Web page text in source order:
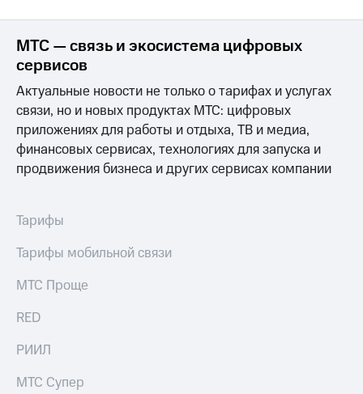
МТС — связь и экосистема цифровых
сервисов
Актуальные новости не только о тарифах и услугах
связи, но и новых продуктах МТС: цифровых
приложениях для работы и отдыха, ТВ и медиа,
финансовых сервисах, технологиях для запуска и
продвижения бизнеса и других сервисах компании
Тарифы
Тарифы мобильной связи
МТС Проще
RED
РИИЛ
МТС Супер